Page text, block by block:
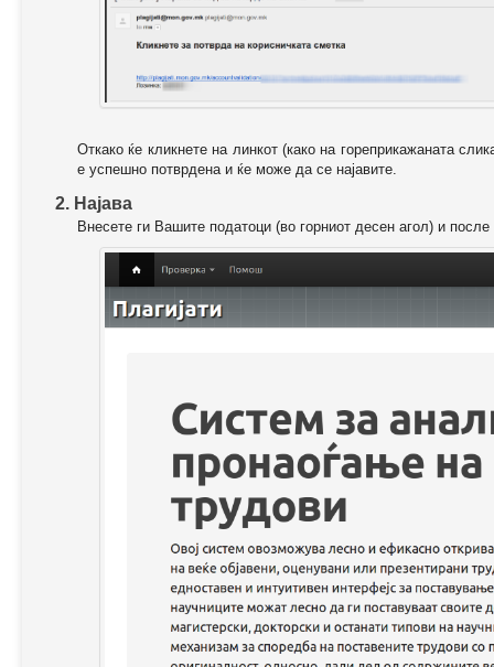
Откако ќе кликнете на линкот (како на гореприкажаната
е успешно потврдена и ќе може да се најавите.
2. Најава
Внесете ги Вашите податоци (во горниот десен агол) и